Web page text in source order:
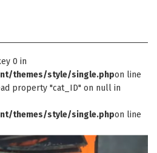
0 in
themes/style/single.phpon line
property "cat_ID" on null in
themes/style/single.phpon line